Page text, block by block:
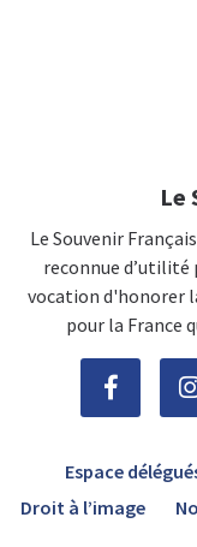
Le
Le Souvenir
reconnue d’utilité
vocation d'honorer
pour la France
Espace
Droit à l’image